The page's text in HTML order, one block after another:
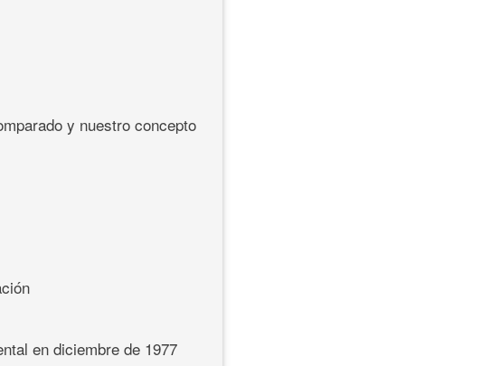
y nuestro concepto
en diciembre de 1977